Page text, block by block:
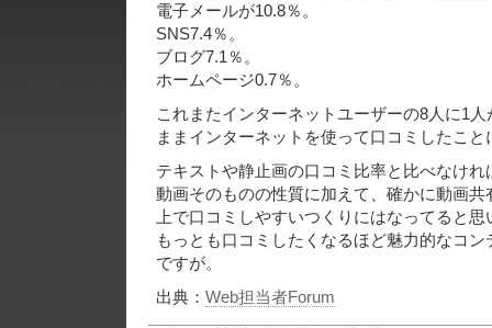
電子メールが10.8％。
SNS7.4％。
ブログ7.1％。
ホームページ0.7％。
これまたインターネットユーザーの8人に1
ままインターネットを使って口コミしたこ
テキストや静止画の口コミ比率と比べなけ
動画そのものの性質に加えて、確かに動画
上で口コミしやすいつくりにはなってると思
もっとも口コミしたくなるほど魅力的なコ
ですが。
出典： Web担当者Forum